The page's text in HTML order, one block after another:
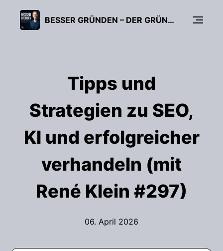
BESSER GRÜNDEN – DER GRÜNDUNGS-PODCAST (FÜR UNTERNEHMER, FREIBERUFLER & START-UPS)
Tipps und
Strategien zu SEO,
KI und erfolgreicher
verhandeln (mit
René Klein #297)
06. April 2026